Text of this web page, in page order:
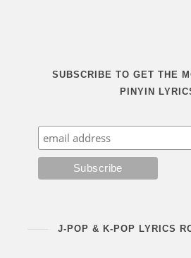
SUBSCRIBE TO GET THE
PINYIN
J-POP & K-POP LYRICS